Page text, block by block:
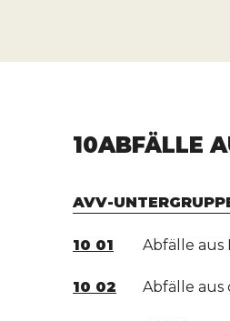
10ABFÄLLE
AVV-
10 01 Abfälle aus
10 02 Abfälle aus